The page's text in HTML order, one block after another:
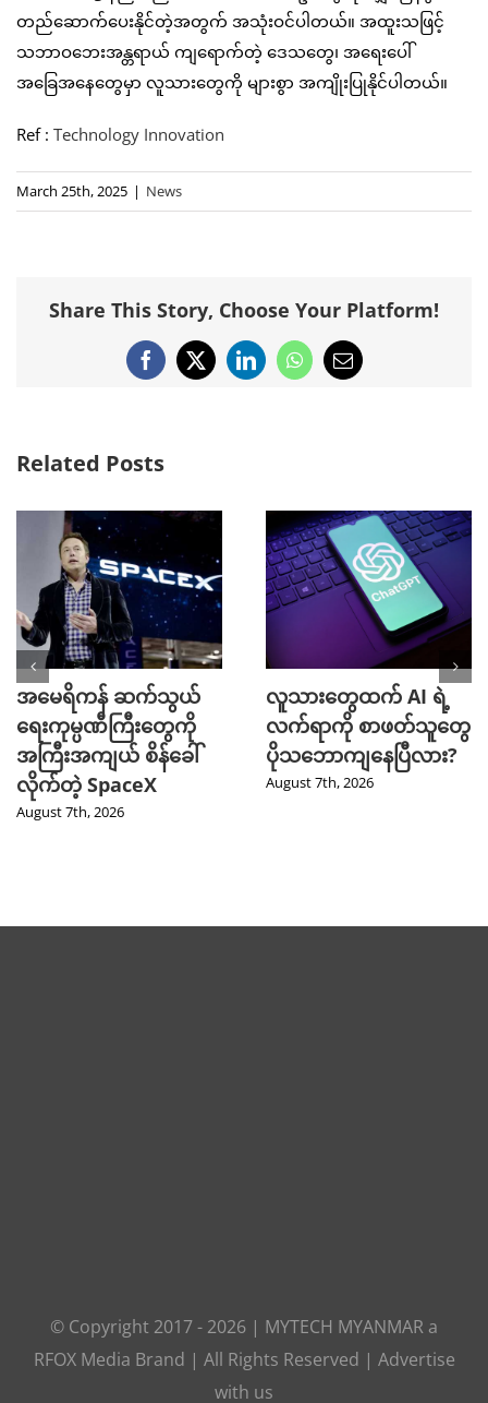
တည်ဆောက်ပေးနိုင်တဲ့အတွက် အသုံးဝင်ပါတယ်။ အထူးသဖြင့်
သဘာဝဘေးအန္တရာယ် ကျရောက်တဲ့ ဒေသတွေ၊ အရေးပေါ်
အခြေအနေတွေမှာ လူသားတွေကို များစွာ အကျိုးပြုနိုင်ပါတယ်။
Ref : Technology Innovation
March 25th, 2025 | News
Share This Story, Choose Your Platform!
Facebook
X LinkedInWhatsApp
Email
Related Posts
အမေရိကန် ဆက်သွယ်
ရေးကုမ္ပဏီကြီးတွေကို
အကြီးအကျယ် စိန်ခေါ်
လိုက်တဲ့ SpaceX
August 7th, 2026
လူသားတွေထက် AI ရဲ့
လက်ရာကို စာဖတ်သူတွေ
ပိုသဘောကျနေပြီလား?
August 7th, 2026
© Copyright 2017 - 2026 | MYTECH MYANMAR a
RFOX Media Brand | All Rights Reserved | Advertise
with us